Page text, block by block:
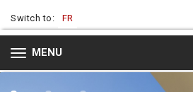
Switch to: FR
Toggle
navigation
MENU